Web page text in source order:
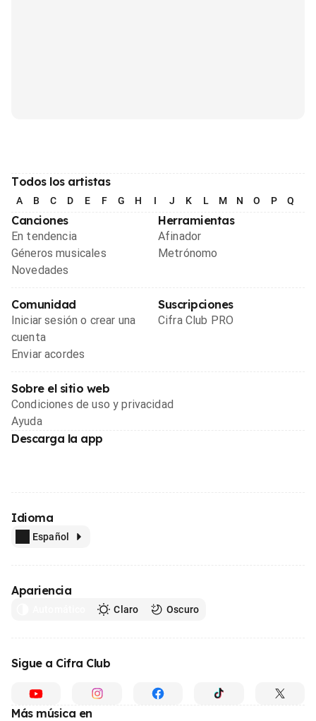
Todos los artistas
A B C D E F G H I J K L M N O P Q
Canciones
En tendencia
Géneros musicales
Novedades
Herramientas
Afinador
Metrónomo
Comunidad
Iniciar sesión o crear una
cuenta
Enviar acordes
Suscripciones
Cifra Club PRO
Sobre el sitio web
Condiciones de uso y privacidad
Ayuda
Descarga la app
Idioma
Español
Apariencia
Claro Oscuro
Sigue a Cifra Club
Más música en